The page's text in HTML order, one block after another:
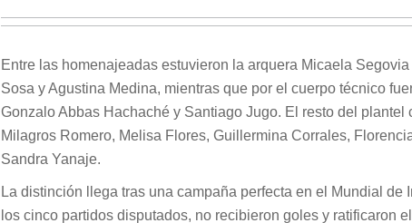
Entre las homenajeadas estuvieron la arquera Micaela
Sosa y Agustina Medina, mientras que por el cuerpo técnico
Gonzalo Abbas Hachaché y Santiago Jugo. El resto del plantel
Milagros Romero, Melisa Flores, Guillermina Corrales,
Sandra Yanaje.
La distinción llega tras una campaña perfecta en el Mundial de
los cinco partidos disputados, no recibieron goles y ratificaron